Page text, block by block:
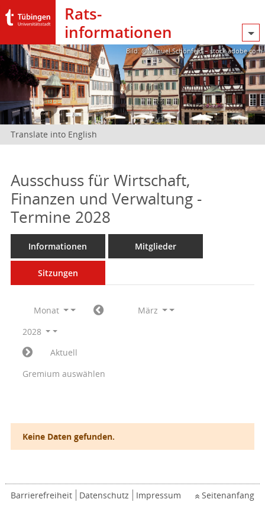
Rats­
informationen
Bild: @Manuel Schönfeld – stock.adobe.com
Translate into English
Ausschuss für Wirtschaft,
Finanzen und Verwaltung -
Termine 2028
Informationen Mitglieder
Sitzungen
Monat
März
2028
Aktuell
Gremium auswählen
Keine Daten gefunden.
Barrierefreiheit Datenschutz Impressum Seitenanfang